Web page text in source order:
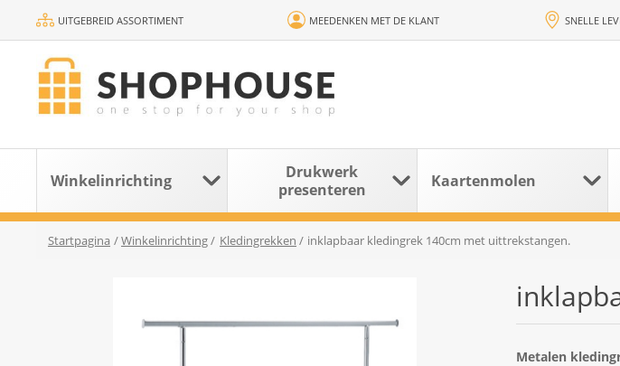
UITGEBREID ASSORTIMENT MEEDENKEN MET DE KLANT SNELLE
Winkelinrichting
Drukwerk
presenteren
Kaartenmolen
Startpagina /Winkelinrichting/ Kledingrekken / inklapbaar kledingrek 140cm met uittrekstangen.
Metalen